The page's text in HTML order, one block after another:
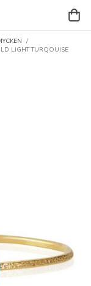
/
LIGHT TURQOUISE